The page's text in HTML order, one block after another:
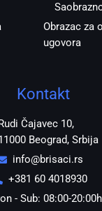
Obrazac za
ugovora
Kontakt
Čajavec 10,
Beograd, Srbija
info@brisaci.rs
+381 60 4018930
- Sub: 08:00-20:00h